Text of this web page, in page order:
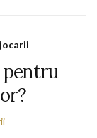
pentru